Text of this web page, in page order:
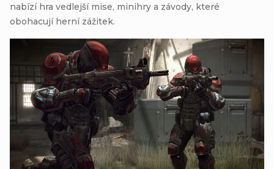
nabízí hra vedlejší mise, minihry a závody, které
obohacují herní zážitek.